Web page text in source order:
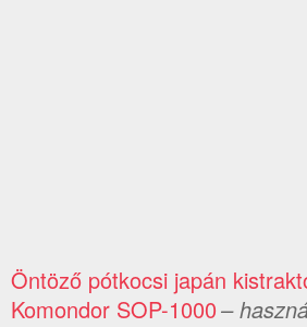
Öntöző pótkocsi japán
Komondor SOP-1000–